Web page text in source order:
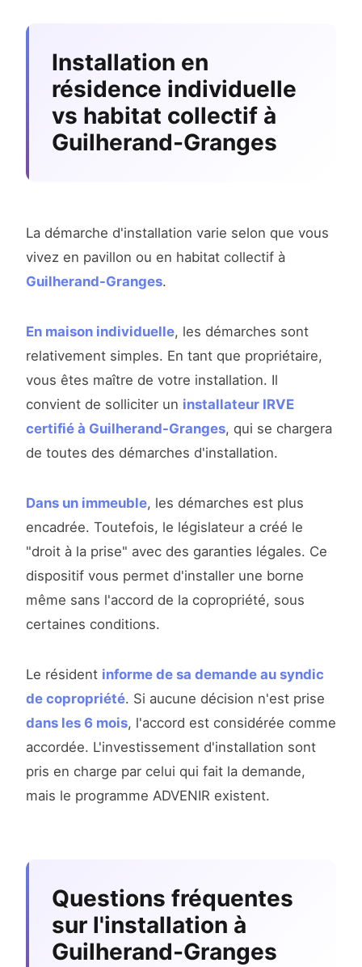
Installation en
résidence individuelle
vs habitat collectif à
Guilherand-Granges
La démarche d'installation varie selon que vous
vivez en pavillon ou en habitat collectif à
Guilherand-Granges.
En maison individuelle, les démarches sont
relativement simples. En tant que propriétaire,
vous êtes maître de votre installation. Il
convient de solliciter un installateur IRVE
certifié à Guilherand-Granges, qui se chargera
de toutes des démarches d'installation.
Dans un immeuble, les démarches est plus
encadrée. Toutefois, le législateur a créé le
"droit à la prise" avec des garanties légales. Ce
dispositif vous permet d'installer une borne
même sans l'accord de la copropriété, sous
certaines conditions.
Le résident informe de sa demande au syndic
de copropriété. Si aucune décision n'est prise
dans les 6 mois, l'accord est considérée comme
accordée. L'investissement d'installation sont
pris en charge par celui qui fait la demande,
mais le programme ADVENIR existent.
Questions fréquentes
sur l'installation à
Guilherand-Granges